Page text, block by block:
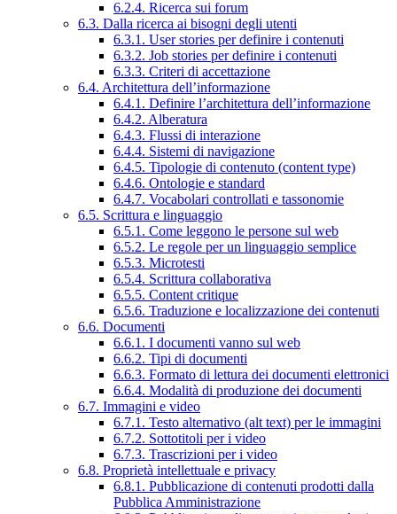
6.2.4. Ricerca sui forum
6.3. Dalla ricerca ai bisogni degli utenti
6.3.1. User stories per definire i contenuti
6.3.2. Job stories per definire i contenuti
6.3.3. Criteri di accettazione
6.4. Architettura dell’informazione
6.4.1. Definire l’architettura dell’informazione
6.4.2. Alberatura
6.4.3. Flussi di interazione
6.4.4. Sistemi di navigazione
6.4.5. Tipologie di contenuto (content type)
6.4.6. Ontologie e standard
6.4.7. Vocabolari controllati e tassonomie
6.5. Scrittura e linguaggio
6.5.1. Come leggono le persone sul web
6.5.2. Le regole per un linguaggio semplice
6.5.3. Microtesti
6.5.4. Scrittura collaborativa
6.5.5. Content critique
6.5.6. Traduzione e localizzazione dei contenuti
6.6. Documenti
6.6.1. I documenti vanno sul web
6.6.2. Tipi di documenti
6.6.3. Formato di lettura dei documenti elettronici
6.6.4. Modalità di produzione dei documenti
6.7. Immagini e video
6.7.1. Testo alternativo (alt text) per le immagini
6.7.2. Sottotitoli per i video
6.7.3. Trascrizioni per i video
6.8. Proprietà intellettuale e privacy
6.8.1. Pubblicazione di contenuti prodotti dalla
Pubblica Amministrazione